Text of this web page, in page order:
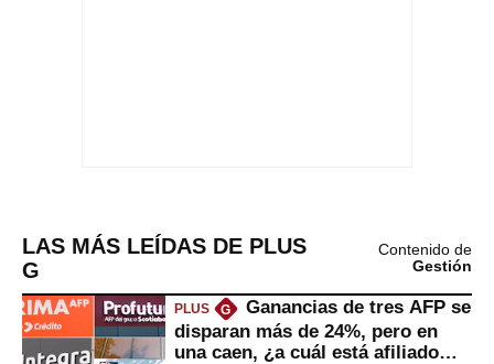
LAS MÁS LEÍDAS DE PLUS
G
Contenido de
Gestión
PLUS G
Ganancias de tres AFP se
disparan más de 24%, pero en
una caen, ¿a cuál está afiliado